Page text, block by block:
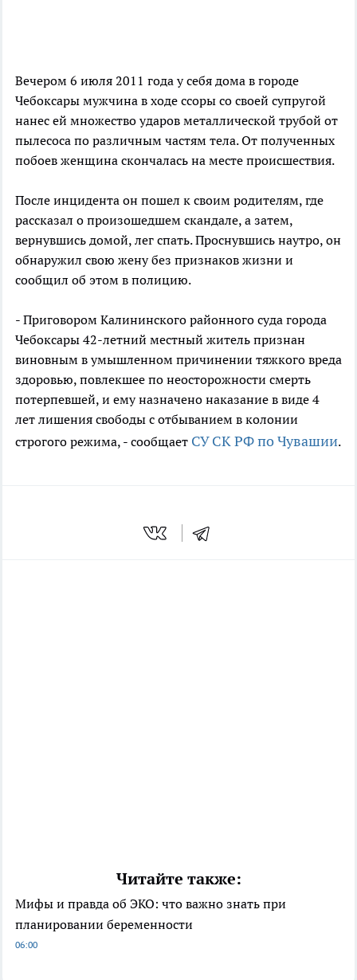
Вечером 6 июля 2011 года у себя дома в городе
Чебоксары мужчина в ходе ссоры со своей супругой
нанес ей множество ударов металлической трубой от
пылесоса по различным частям тела. От полученных
побоев женщина скончалась на месте происшествия.
После инцидента он пошел к своим родителям, где
рассказал о произошедшем скандале, а затем,
вернувшись домой, лег спать. Проснувшись наутро, он
обнаружил свою жену без признаков жизни и
сообщил об этом в полицию.
- Приговором Калининского районного суда города
Чебоксары 42-летний местный житель признан
виновным в умышленном причинении тяжкого вреда
здоровью, повлекшее по неосторожности смерть
потерпевшей, и ему назначено наказание в виде 4
лет лишения свободы с отбыванием в колонии
строгого режима, - сообщает СУ СК РФ по Чувашии.
Читайте также:
Мифы и правда об ЭКО: что важно знать при
планировании беременности
06:00